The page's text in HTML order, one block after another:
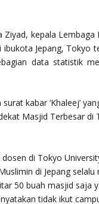
Ziyad, kepala
Jepang, Tokyo
data statistik
kabar ‘Khaleej’
Masjid Terbesar di
di Tokyo
di Jepang
50 buah masjid saja
tidak ikut